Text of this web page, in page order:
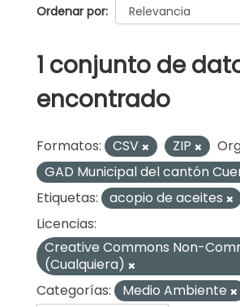
Ordenar por
1 conjunto de
encontrado
Formatos: CSV ZIP
GAD Municipal del cantón
Etiquetas:
acopio de aceites
Licencias:
Creative Commons Non-
(Cualquiera)
Categorías:
Medio Ambiente